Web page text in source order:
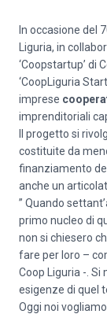
In occasione del
Liguria, in
‘Coopstartup’ di
‘CoopLiguria
imprese
imprenditoriali
Il progetto si
costituite da
finanziamento
anche un
” Quando
primo nucleo di
non si chiesero
fare per loro –
Coop Liguria -.
esigenze di quel
Oggi noi